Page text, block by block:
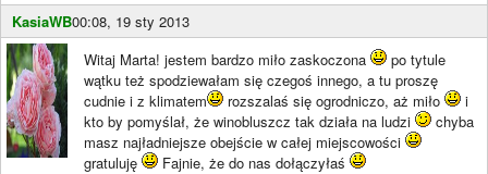
KasiaWB00:08, 19 sty 2013
Witaj Marta! jestem bardzo miło zaskoczona
po tytule
wątku też spodziewałam się czegoś innego, a tu proszę
cudnie i z klimatem
rozszalaś się ogrodniczo, aż miło
i
kto by pomyślał, że winobluszcz tak działa na ludzi
chyba
masz najładniejsze obejście w całej miejscowości
gratuluję
Fajnie, że do nas dołączyłaś